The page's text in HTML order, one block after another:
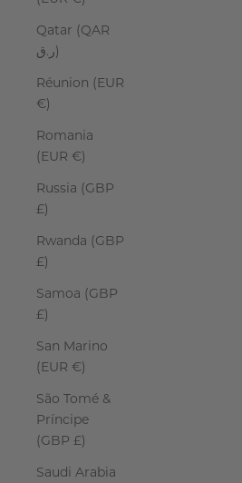
Qatar (QAR
ر.ق)
Réunion (EUR
€)
Romania
(EUR €)
Russia (GBP
£)
Rwanda (GBP
£)
Samoa (GBP
£)
San Marino
(EUR €)
São Tomé &
Príncipe
(GBP £)
Saudi Arabia